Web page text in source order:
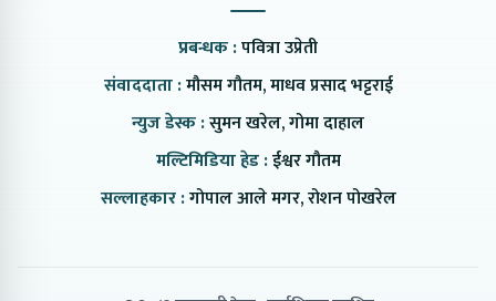
प्रबन्धक :पवित्रा उप्रेती
संवाददाता :मौसम गौतम, माधव प्रसाद भट्टराई
न्युज डेस्क :सुमन खरेल, गोमा दाहाल
मल्टिमिडिया हेड :ईश्वर गौतम
सल्लाहकार :गोपाल आले मगर, रोशन पोखरेल